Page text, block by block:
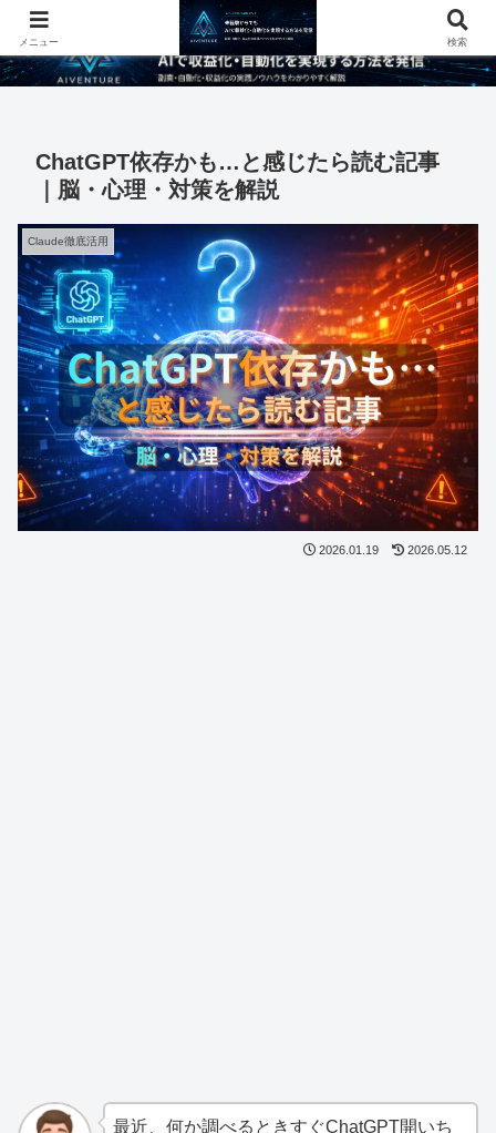
ChatGPT依存かも…と感じたら読む記事
｜脳・心理・対策を解説
Claude徹底活用
2026.01.19 2026.05.12
最近、何か調べるときすぐChatGPT開いち
メニュー 検索